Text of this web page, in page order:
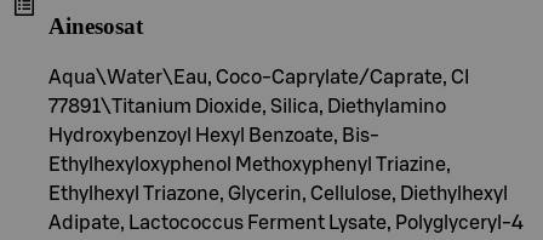
Ainesosat
Aqua\Water\Eau, Coco-Caprylate/Caprate, CI
77891\Titanium Dioxide, Silica, Diethylamino
Hydroxybenzoyl Hexyl Benzoate, Bis-
Ethylhexyloxyphenol Methoxyphenyl Triazine,
Ethylhexyl Triazone, Glycerin, Cellulose, Diethylhexyl
Adipate, Lactococcus Ferment Lysate, Polyglyceryl-4